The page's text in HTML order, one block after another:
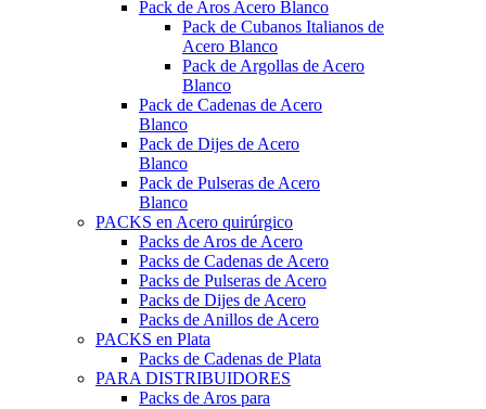
Pack de Aros Acero Blanco
Pack de Cubanos Italianos de
Acero Blanco
Pack de Argollas de Acero
Blanco
Pack de Cadenas de Acero
Blanco
Pack de Dijes de Acero
Blanco
Pack de Pulseras de Acero
Blanco
PACKS en Acero quirúrgico
Packs de Aros de Acero
Packs de Cadenas de Acero
Packs de Pulseras de Acero
Packs de Dijes de Acero
Packs de Anillos de Acero
PACKS en Plata
Packs de Cadenas de Plata
PARA DISTRIBUIDORES
Packs de Aros para